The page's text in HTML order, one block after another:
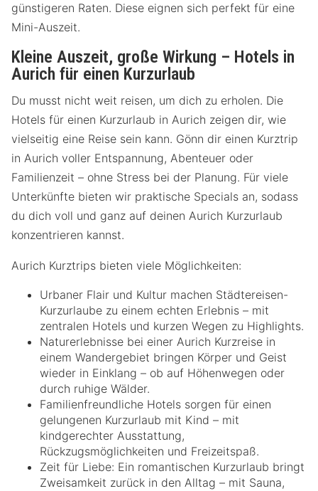
günstigeren Raten. Diese eignen sich perfekt für eine
Mini-Auszeit.
Kleine Auszeit, große Wirkung – Hotels in
Aurich für einen Kurzurlaub
Du musst nicht weit reisen, um dich zu erholen. Die
Hotels für einen Kurzurlaub in Aurich zeigen dir, wie
vielseitig eine Reise sein kann. Gönn dir einen Kurztrip
in Aurich voller Entspannung, Abenteuer oder
Familienzeit – ohne Stress bei der Planung. Für viele
Unterkünfte bieten wir praktische Specials an, sodass
du dich voll und ganz auf deinen Aurich Kurzurlaub
konzentrieren kannst.
Aurich Kurztrips bieten viele Möglichkeiten:
Urbaner Flair und Kultur machen Städtereisen-
Kurzurlaube zu einem echten Erlebnis – mit
zentralen Hotels und kurzen Wegen zu Highlights.
Naturerlebnisse bei einer Aurich Kurzreise in
einem Wandergebiet bringen Körper und Geist
wieder in Einklang – ob auf Höhenwegen oder
durch ruhige Wälder.
Familienfreundliche Hotels sorgen für einen
gelungenen Kurzurlaub mit Kind – mit
kindgerechter Ausstattung,
Rückzugsmöglichkeiten und Freizeitspaß.
Zeit für Liebe: Ein romantischen Kurzurlaub bringt
Zweisamkeit zurück in den Alltag – mit Sauna,